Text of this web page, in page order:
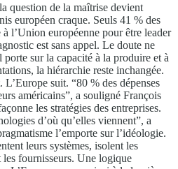
question de la maîtrise devient
européen craque. Seuls 41 % des
l’Union européenne pour être leader
est sans appel. Le doute ne
sur la capacité à la produire et à
la hiérarchie reste inchangée.
suit. “80 % des dépenses
américains”, a souligné François
les stratégies des entreprises.
d’où qu’elles viennent”, a
l’emporte sur l’idéologie.
leurs systèmes, isolent les
fournisseurs. Une logique